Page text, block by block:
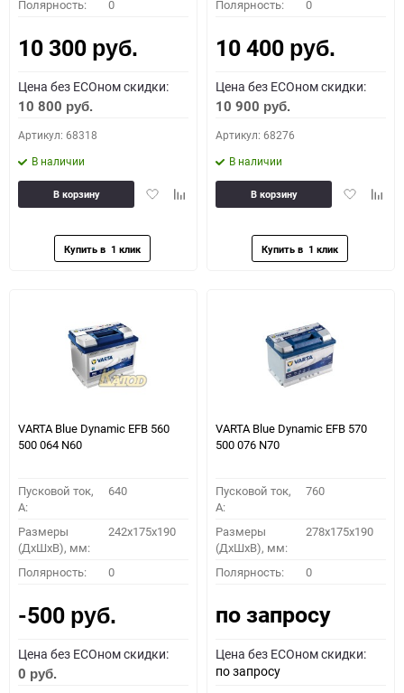
Полярность: 0
10 300 руб.
Цена без ECOном скидки:
10 800 руб.
Артикул: 68318
В наличии
ДобавитьДобавить
В корзину
Полярность: 0
10 400 руб.
Цена без ECOном скидки:
10 900 руб.
Артикул: 68276
В наличии
Добавить
В корзину
VARTA Blue Dynamic EFB 560
500 064 N60
Пусковой ток,
A:
640
Размеры
(ДхШхВ), мм:
242x175x190
Полярность: 0
-500 руб.
Цена без ECOном скидки:
0 руб.
VARTA Blue Dynamic EFB 570
500 076 N70
Пусковой ток,
A:
760
Размеры
(ДхШхВ), мм:
278x175x190
Полярность: 0
по запросу
Цена без ECOном скидки:
по запросу